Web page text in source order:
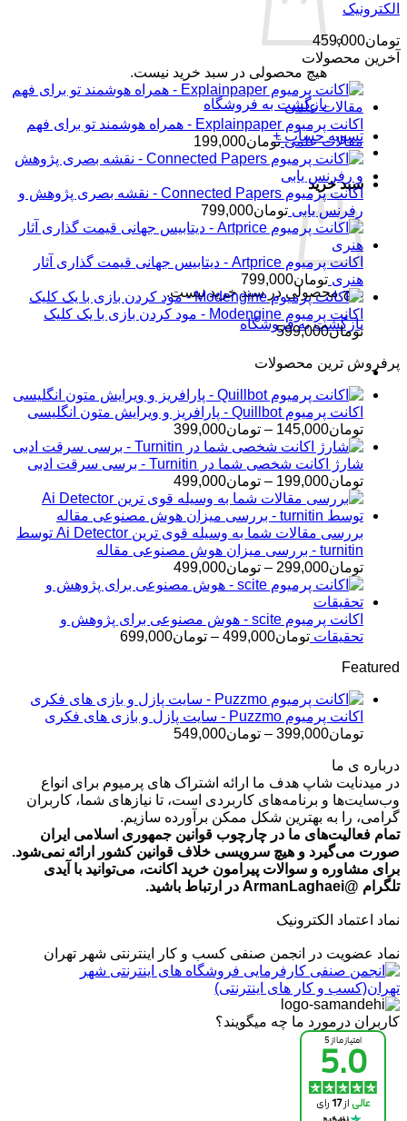
هیچ محصولی در سبد خرید نیست.
بازگشت به فروشگاه
تسویه حساب +
سبد خرید
هیچ محصولی در سبد خرید نیست.
بازگشت به فروشگاه
الکترونیک
تومان459,000
آخرین محصولات
اکانت پرمیوم Explainpaper - همراه هوشمند تو برای فهم
مقالات علمی تومان199,000
اکانت پرمیوم Connected Papers - نقشه بصری پژوهش و
رفرنس یابی تومان799,000
اکانت پرمیوم Artprice - دیتابیس جهانی قیمت ‌گذاری آثار
هنری تومان799,000
اکانت پرمیوم Modengine - مود کردن بازی با یک کلیک
تومان599,000
پرفروش ترین محصولات
اکانت پرمیوم Quillbot - پارافریز و ویرایش متون انگلیسی
تومان145,000
– تومان399,000محدوده
قیمت:
تومان145,000
تا
تومان399,000
شارژ اکانت شخصی شما در Turnitin - برسی سرقت ادبی
تومان199,000
– تومان499,000محدوده
قیمت:
تومان199,000
تا
تومان499,000
بررسی مقالات شما به وسیله قوی ترین Ai Detector توسط
turnitin - بررسی میزان هوش مصنوعی مقاله
تومان299,000
– تومان499,000محدوده
قیمت:
تا
تومان499,000
اکانت پرمیوم scite - هوش مصنوعی برای پژوهش و
تحقیقات تومان499,000
– تومان699,000محدوده
تومان699,000
Featured
اکانت پرمیوم Puzzmo - سایت پازل و بازی های فکری
تومان399,000
– تومان549,000
تا
تومان549,000
درباره ی ما
در میدنایت شاپ هدف ما ارائه اشتراک های پرمیوم برای انواع
وب‌سایت‌ها و برنامه‌های کاربردی است، تا نیازهای شما، کاربران
گرامی، را به بهترین شکل ممکن برآورده سازیم.
تمام فعالیت‌های ما در چارچوب قوانین جمهوری اسلامی ایران
صورت می‌گیرد و هیچ سرویسی خلاف قوانین کشور ارائه نمی‌شود.
برای مشاوره و سوالات پیرامون خرید اکانت، می‌توانید با آیدی
تلگرام @ArmanLaghaei در ارتباط باشید.
نماد اعتماد الکترونیک
نماد عضویت در انجمن صنفی کسب و کار اینترنتی شهر تهران
کاربران درمورد ما چه میگویند؟